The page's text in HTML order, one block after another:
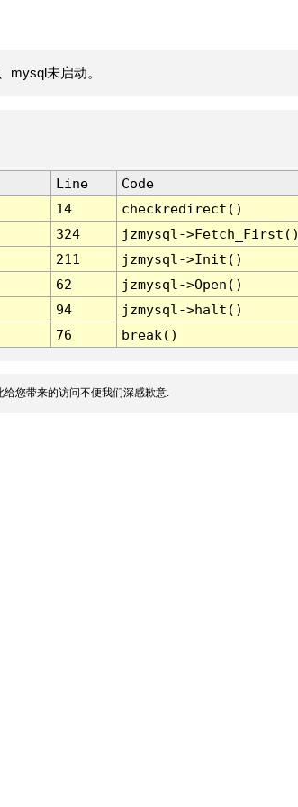
mysql未启动。
Line
Code
14
checkredirect()
324
jzmysql-
211
jzmysql->Init()
62
jzmysql->Open()
94
jzmysql->halt()
76 break()
您带来的访问不便我们深感歉意.